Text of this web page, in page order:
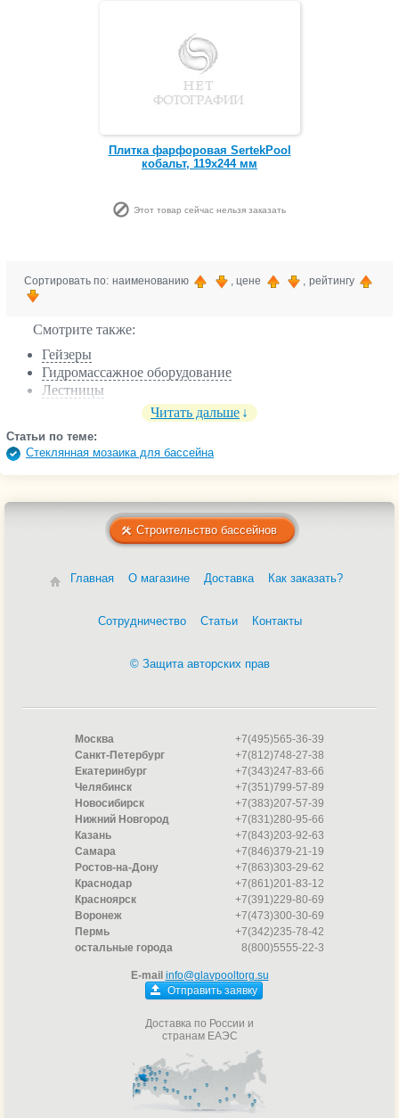
Плитка фарфоровая SertekPool
кобальт, 119х244 мм
Этот товар сейчас нельзя заказать
Сортировать по: наименованию , цене , рейтингу
Смотрите также:
Гейзеры
Гидромассажное оборудование
Лестницы
Фитинги
Водопады
Гидроизоляция
Осушители воздуха
Пылесосы
Читать дальше
Статьи по теме:
Cтеклянная мозаика для бассейна
Строительство бассейнов
Главная О магазине Доставка Как заказать?
Сотрудничество Статьи Контакты
© Защита авторских прав
Москва
+7(495)565-36-39
Санкт-Петербург
+7(812)748-27-38
Екатеринбург
+7(343)247-83-66
Челябинск
+7(351)799-57-89
Новосибирск
+7(383)207-57-39
Нижний Новгород
+7(831)280-95-66
Казань
+7(843)203-92-63
Самара
+7(846)379-21-19
Ростов-на-Дону
+7(863)303-29-62
Краснодар
+7(861)201-83-12
Красноярск
+7(391)229-80-69
Воронеж
+7(473)300-30-69
Пермь
+7(342)235-78-42
остальные города
8(800)5555-22-3
E-mail info@glavpooltorg.su
Отправить заявку
Доставка по России и
странам ЕАЭС